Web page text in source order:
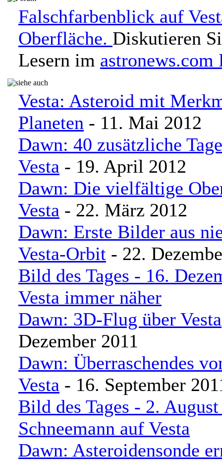
Falschfarbenblick auf
Oberfläche. Diskutieren
Lesern im astronews.com
Vesta: Asteroid mit
Planeten - 11. Mai 2012
Dawn: 40 zusätzliche
Vesta - 19. April 2012
Dawn: Die vielfältige
Vesta - 22. März 2012
Dawn: Erste Bilder aus
Vesta-Orbit - 22.
Bild des Tages - 16.
Vesta immer näher
Dawn: 3D-Flug über Vesta
Dezember 2011
Dawn: Überraschendes
Vesta - 16. September
Bild des Tages - 2.
Schneemann auf Vesta
Dawn: Asteroidensonde